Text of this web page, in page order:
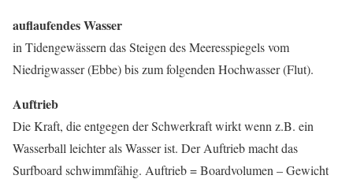
auflaufendes Wasser
in Tidengewässern das Steigen des Meeresspiegels vom
Niedrigwasser (Ebbe) bis zum folgenden Hochwasser (Flut).
Auftrieb
Die Kraft, die entgegen der Schwerkraft wirkt wenn z.B. ein
Wasserball leichter als Wasser ist. Der Auftrieb macht das
Surfboard schwimmfähig. Auftrieb = Boardvolumen – Gewicht